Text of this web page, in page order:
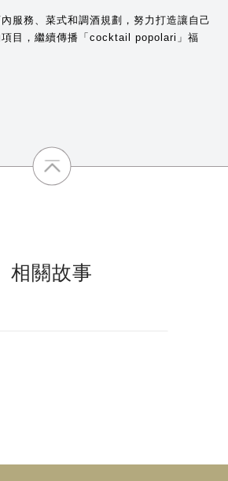
服務、菜式和調酒規劃，努力打造讓自己
目，繼續傳播「cocktail popolari」福
相關故事